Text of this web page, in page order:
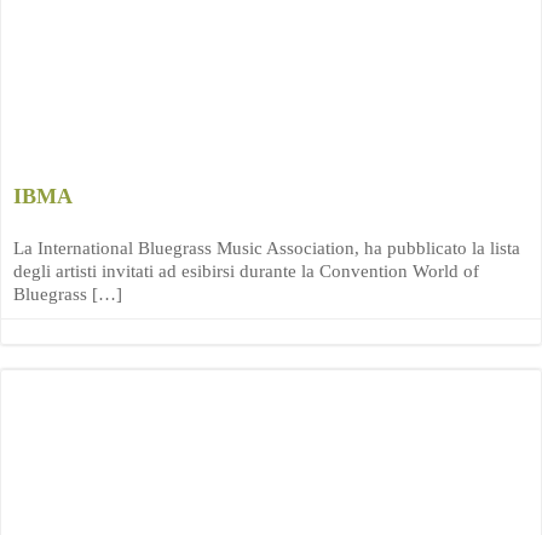
IBMA
La International Bluegrass Music Association, ha pubblicato la lista
degli artisti invitati ad esibirsi durante la Convention World of
Bluegrass […]